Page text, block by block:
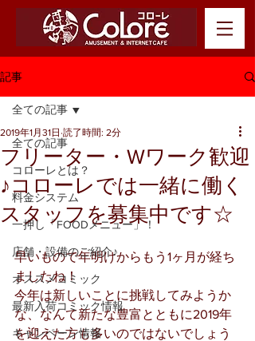
記事
全ての記事
コローレとは？
料金システム
一押し「FOODメニュー」！
店舗・設備のご紹介♪
オススメコミック
最新入荷コミック情報
キャンペーン情報
全ての記事
フリーター・Wワーク歓迎
♪コローレでは一緒に働く
スタッフを募集中です☆
2019年1月31日 読了時間: 2分
早いもので年明けからもう1ヶ月が経ち
ましたね！
今年は新しいことに挑戦してみようか
な、なんて新たな豊富とともに2019年
を迎えた方も多いのではないでしょう